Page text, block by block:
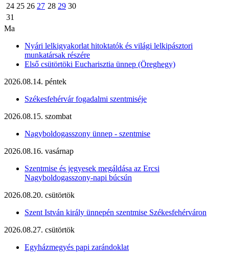
24 25 26 27 28 29 30
31
Ma
Nyári lelkigyakorlat hitoktatók és világi lelkipásztori
munkatársak részére
Első csütörtöki Eucharisztia ünnep (Öreghegy)
2026.08.14. péntek
Székesfehérvár fogadalmi szentmiséje
2026.08.15. szombat
Nagyboldogasszony ünnep - szentmise
2026.08.16. vasárnap
Szentmise és jegyesek megáldása az Ercsi
Nagyboldogasszony-napi búcsún
2026.08.20. csütörtök
Szent István király ünnepén szentmise Székesfehérváron
2026.08.27. csütörtök
Egyházmegyés papi zarándoklat